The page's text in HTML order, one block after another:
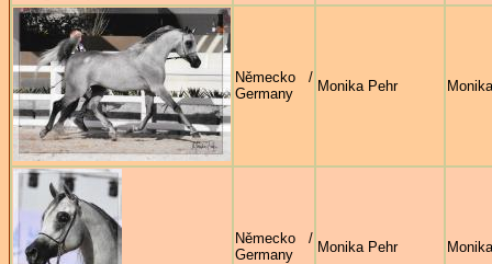
Německo /
Germany
Monika Pehr
Německo /
Germany
Monika Pehr